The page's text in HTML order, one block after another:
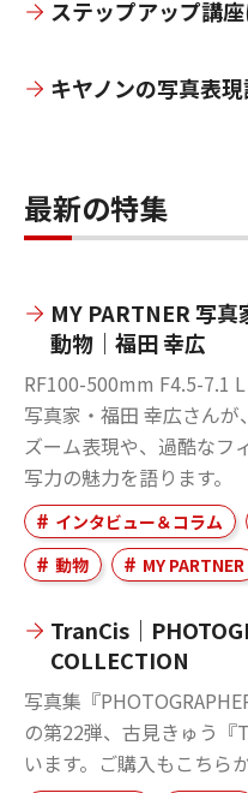
ステップアップ講
キヤノンの写真表
最新の特集
MY PARTNER 写
動物｜福田 幸広
RF100-500mm F4.5-7.1
写真家・福田 幸広さん
ズーム表現や、過酷なフ
写力の魅力を語ります。
インタビュー＆コラム
動物
MY PARTNER
TranCis｜
COLLECTION
写真集『
の第22弾、古見きゅう『
います。ご購入もこちらか